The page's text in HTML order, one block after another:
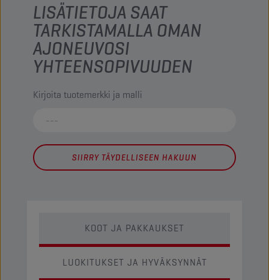
LISÄTIETOJA SAAT
TARKISTAMALLA OMAN
AJONEUVOSI
YHTEENSOPIVUUDEN
Kirjoita tuotemerkki ja malli
SIIRRY TÄYDELLISEEN HAKUUN
KOOT JA PAKKAUKSET
LUOKITUKSET JA HYVÄKSYNNÄT